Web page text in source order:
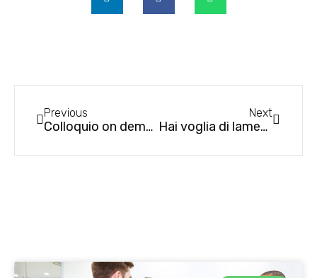
Previous
Colloquio on demand: il video colloquio secondo CVing
Next
Hai voglia di lamentarti della tua azienda? Farlo sui social ti costa caro